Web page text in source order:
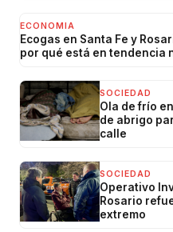
ECONOMIA
Ecogas en Santa Fe y
por qué está en tendencia
SOCIEDAD
Ola de frío
de abrigo
calle
SOCIEDAD
Operativo
Rosario
extremo